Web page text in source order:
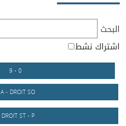
البحث
اشتراك نشط
0 - 9
A - DROIT SO
DROIT ST - P